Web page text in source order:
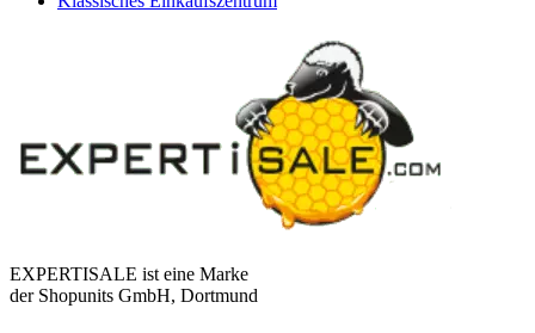
EXPERTISALE ist eine Marke
der Shopunits GmbH, Dortmund